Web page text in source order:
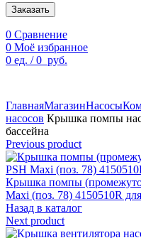
Заказать
0 Сравнение
0 Моё избранное
0 ед. / 0 руб.
ГлавнаяМагазинНасосы
насосов Крышка помпы
бассейна
Previous product
Крышка помпы
Maxi (поз. 78) 4150510R
Назад в каталог
Next product